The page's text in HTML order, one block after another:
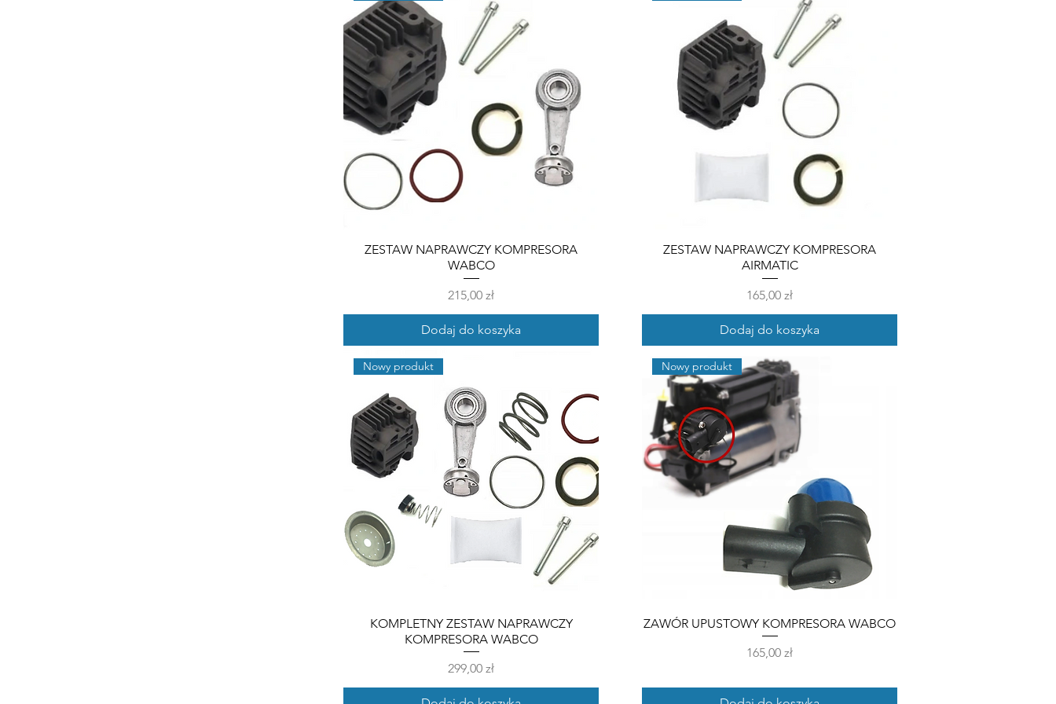
ZESTAW NAPRAWCZY KOMPRESORA
WABCO
Cena
215,00 zł
Dodaj do koszyka
ZESTAW NAPRAWCZY KOMPRESORA
AIRMATIC
Cena
165,00 zł
Dodaj do koszyka
Nowy produkt
KOMPLETNY ZESTAW NAPRAWCZY
KOMPRESORA WABCO
Cena
299,00 zł
Nowy produkt
ZAWÓR UPUSTOWY KOMPRESORA WABCO
Cena
165,00 zł